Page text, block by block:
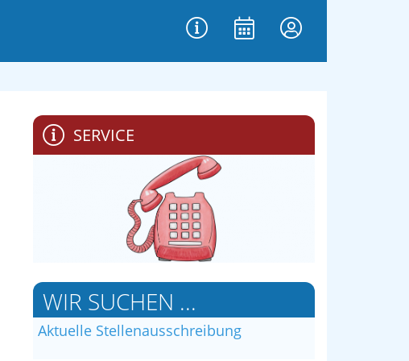
SERVICE
WIR SUCHEN ...
Aktuelle Stellenausschreibung